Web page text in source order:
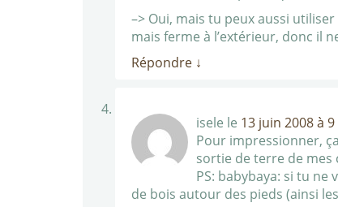
–> Oui, mais tu peux aussi
mais ferme à l’extérieur, donc il
Répondre ↓
isele le 13 juin 2008 à
Pour impressionner,
sortie de terre de mes
PS: babybaya: si tu ne
de bois autour des pieds (ainsi